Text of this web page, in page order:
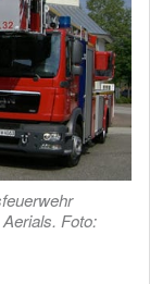
Foto: